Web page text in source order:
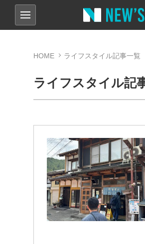
HOME ライフスタイル記事一覧
ライフスタイル記